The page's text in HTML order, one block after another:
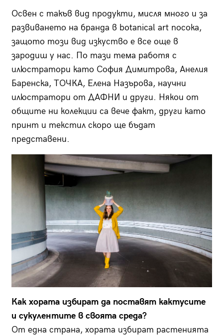
Освен с такъв вид продукти, мисля много и за
развиването на бранда в botanical art посока,
защото този вид изкуство е все още в
зародиш у нас. По тази тема работя с
илюстратори като София Димитрова, Анелия
Баренска, ТОЧКА, Елена Назърова, научни
илюстратори от ДАФНИ и други. Някои от
общите ни колекции са вече факт, други като
принт и текстил скоро ще бъдат
представени.
Как хората избират да поставят кактусите
и сукулентите в своята среда?
От една страна, хората избират растенията